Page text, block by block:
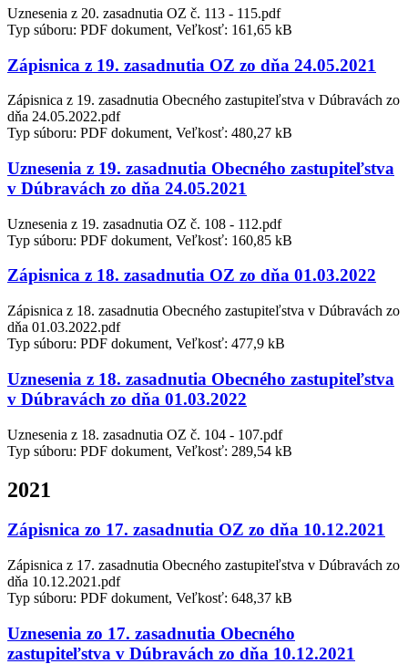
Uznesenia z 20. zasadnutia OZ č. 113 - 115.pdf
Typ súboru: PDF dokument, Veľkosť: 161,65 kB
Zápisnica z 19. zasadnutia OZ zo dňa 24.05.2021
Zápisnica z 19. zasadnutia Obecného zastupiteľstva v Dúbravách zo
dňa 24.05.2022.pdf
Typ súboru: PDF dokument, Veľkosť: 480,27 kB
Uznesenia z 19. zasadnutia Obecného zastupiteľstva
v Dúbravách zo dňa 24.05.2021
Uznesenia z 19. zasadnutia OZ č. 108 - 112.pdf
Typ súboru: PDF dokument, Veľkosť: 160,85 kB
Zápisnica z 18. zasadnutia OZ zo dňa 01.03.2022
Zápisnica z 18. zasadnutia Obecného zastupiteľstva v Dúbravách zo
dňa 01.03.2022.pdf
Typ súboru: PDF dokument, Veľkosť: 477,9 kB
Uznesenia z 18. zasadnutia Obecného zastupiteľstva
v Dúbravách zo dňa 01.03.2022
Uznesenia z 18. zasadnutia OZ č. 104 - 107.pdf
Typ súboru: PDF dokument, Veľkosť: 289,54 kB
2021
Zápisnica zo 17. zasadnutia OZ zo dňa 10.12.2021
Zápisnica z 17. zasadnutia Obecného zastupiteľstva v Dúbravách zo
dňa 10.12.2021.pdf
Typ súboru: PDF dokument, Veľkosť: 648,37 kB
Uznesenia zo 17. zasadnutia Obecného
zastupiteľstva v Dúbravách zo dňa 10.12.2021